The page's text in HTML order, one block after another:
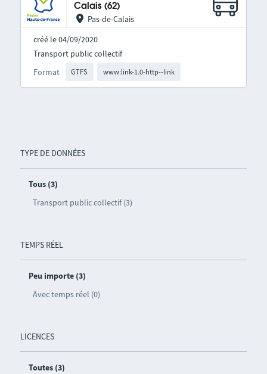
TYPE DE DONNÉES
Tous (3)
Transport public collectif (3)
TEMPS RÉEL
Peu importe (3)
Avec temps réel (0)
LICENCES
Toutes (3)
Calais (62)
Pas-de-Calais
créé le 04/09/2020
Format GTFS www:link-1.0-http--link
Transport public collectif